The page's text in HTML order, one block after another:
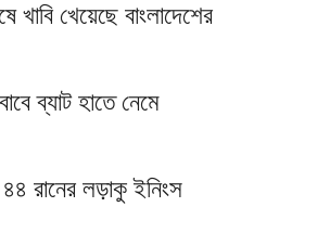
খাবি খেয়েছে বাংলাদেশের
ব্যাট হাতে নেমে
রানের লড়াকু ইনিংস